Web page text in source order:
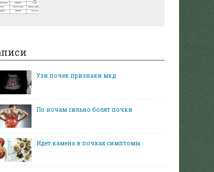
Узи почек признаки мкд
По ночам сильно болят почки
Идет камень в почках симптомы